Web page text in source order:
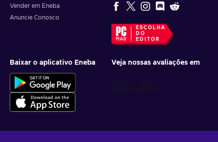
Vender em Eneba
Anuncie Conosco
ESCOLHA
DO
EDITOR
Baixar o aplicativo Eneba Veja nossas avaliações em